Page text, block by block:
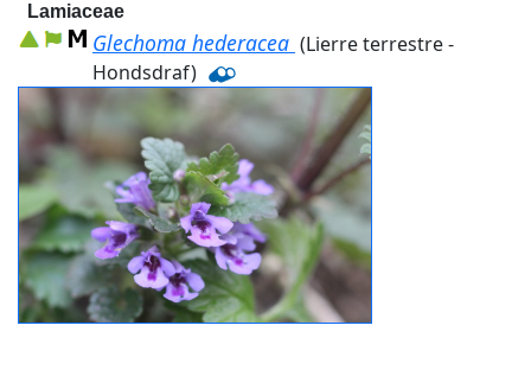
Lamiaceae
Glechoma hederacea (Lierre terrestre -
Hondsdraf)